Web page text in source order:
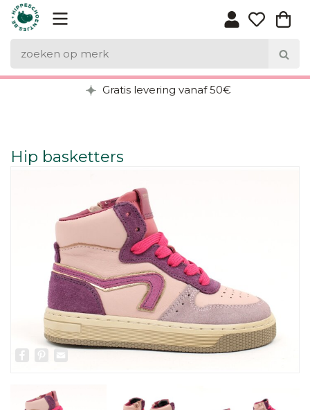
Gratis levering vanaf 50€
Hip basketters
Facebook
Pinterest
Email